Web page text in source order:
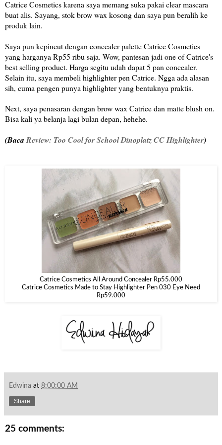
Catrice Cosmetics karena saya memang suka pakai clear mascara
buat alis. Sayang, stok brow wax kosong dan saya pun beralih ke
produk lain.
Saya pun kepincut dengan concealer palette Catrice Cosmetics
yang harganya Rp55 ribu saja. Wow, pantesan jadi one of Catrice's
best selling product. Harga segitu udah dapat 5 pan concealer.
Selain itu, saya membeli highlighter pen Catrice. Ngga ada alasan
sih, cuma pengen punya highlighter yang bentuknya praktis.
Next, saya penasaran dengan brow wax Catrice dan matte blush on.
Bisa kali ya belanja lagi bulan depan, hehehe.
(BacaReview: Too Cool for School Dinoplatz CC Highlighter)
Catrice Cosmetics All Around Concealer Rp55.000
Catrice Cosmetics Made to Stay Highlighter Pen 030 Eye Need
Rp59.000
Edwina at 8:00:00 AM
Share
25 comments: